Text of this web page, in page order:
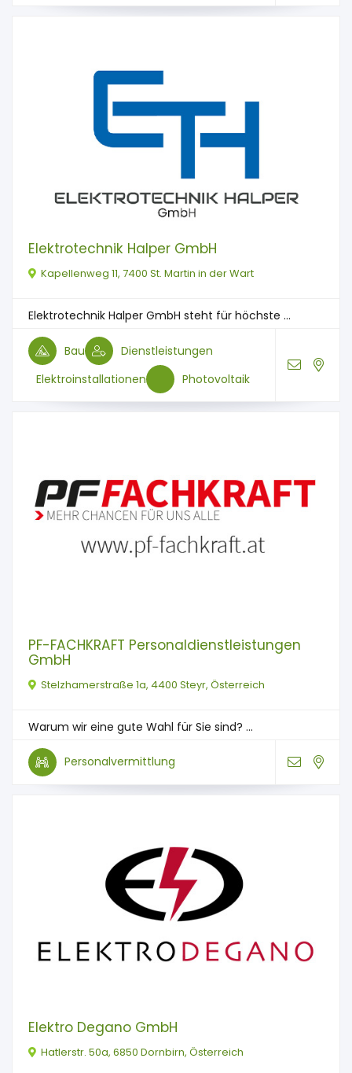
Elektrotechnik Halper GmbH
Kapellenweg 11, 7400 St. Martin in der Wart
Elektrotechnik Halper GmbH steht für höchste ...
Bau
Dienstleistungen
Elektroinstallationen
Photovoltaik
PF-FACHKRAFT Personaldienstleistungen
GmbH
Stelzhamerstraße 1a, 4400 Steyr, Österreich
Warum wir eine gute Wahl für Sie sind? ...
Personalvermittlung
Elektro Degano GmbH
Hatlerstr. 50a, 6850 Dornbirn, Österreich